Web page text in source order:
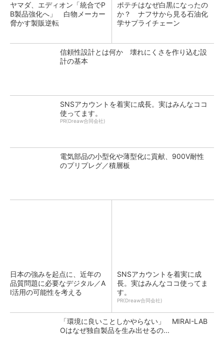
ヤマダ、エディオン「統合でP
B製品強化へ」 白物メーカー
脅かす製販逆転
ポテチはなぜ白黒になったの
か？ ナフサから見る石油化
学サプライチェーン
信頼性設計とは何か 壊れにくさを作り込む設
計の基本
SNSアカウントを着実に成長。実はみんなココ
使ってます。
PR(Dreaw合同会社)
電気部品の小型化や薄型化に貢献、900V耐性
のプリプレグ／積層板
日本の強みを起点に、近年の
品質問題に必要なデジタル／A
I活用の可能性を考える
SNSアカウントを着実に成
長。実はみんなココ使ってま
す。
PR(Dreaw合同会社)
「環境に良いことしかやらない」 MIRAI-LAB
Oはなぜ独自製品を生み出せるの...